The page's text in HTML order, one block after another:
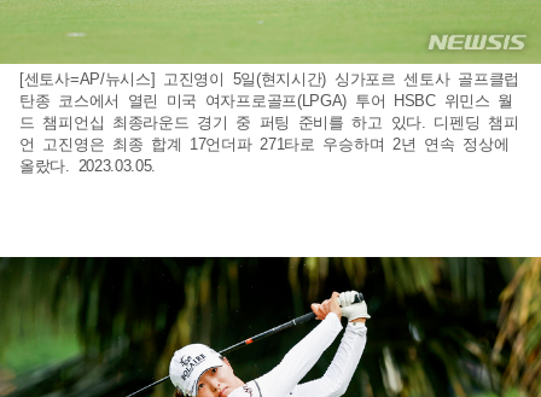
[센토사=AP/뉴시스] 고진영이 5일(현지시간) 싱가포르 센토사 골프클럽
탄종 코스에서 열린 미국 여자프로골프(LPGA) 투어 HSBC 위민스 월
드 챔피언십 최종라운드 경기 중 퍼팅 준비를 하고 있다. 디펜딩 챔피
언 고진영은 최종 합계 17언더파 271타로 우승하며 2년 연속 정상에
올랐다. 2023.03.05.